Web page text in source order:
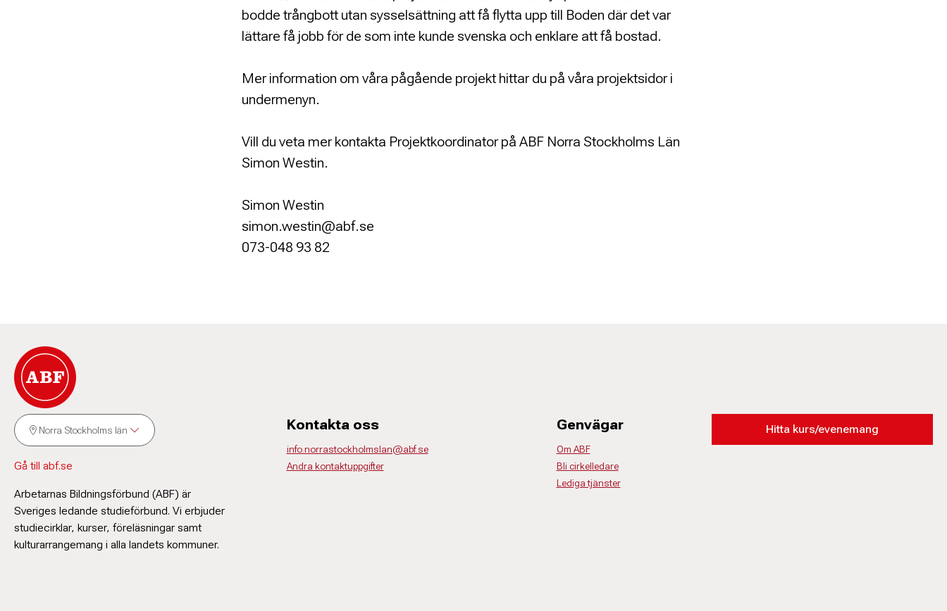
bodde trångbott utan sysselsättning att få flytta upp till Boden där det var
lättare få jobb för de som inte kunde svenska och enklare att få bostad.
Mer information om våra pågående projekt hittar du på våra projektsidor i
undermenyn.
Vill du veta mer kontakta Projektkoordinator på ABF Norra Stockholms Län
Simon Westin.
Simon Westin
simon.westin@abf.se
073-048 93 82
Norra Stockholms län
Gå till abf.se
Arbetarnas Bildningsförbund (ABF) är
Sveriges ledande studieförbund. Vi erbjuder
studiecirklar, kurser, föreläsningar samt
kulturarrangemang i alla landets kommuner.
Kontakta oss
info.norrastockholmslan@abf.se
Andra kontaktuppgifter
Genvägar
Om ABF
Bli cirkelledare
Lediga tjänster
Hitta kurs/evenemang